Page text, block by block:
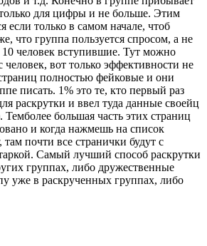
для цифры и не больше. Этим
если только в самом начале, чтоб
что группа пользуется спросом, а не
человек вступившие. Тут можно
вот только эффективности не
полностью фейковые и они
писать. 1% это те, кто первый раз
раскрутки и ввел туда данные своейц
большая часть этих страниц
и когда нажмешь на список
почти все странички будут с
Самый лучший способ раскрутки
группах, либо дружественные
уже в раскрученных группах, либо